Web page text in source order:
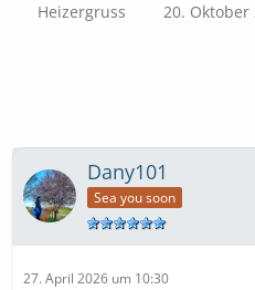
Heizergruss 20. Oktober
Dany101
Sea you soon
27. April 2026 um 10:30